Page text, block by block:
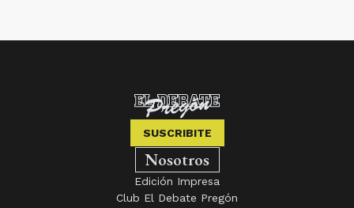
SUSCRIBITE
Nosotros
Edición Impresa
Club El Debate Pregón